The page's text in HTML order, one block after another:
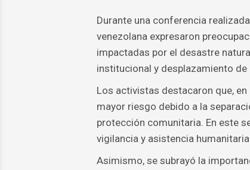
Durante una conferencia
venezolana expresaron
impactadas por el desastre
institucional y desplazamiento
Los activistas destacaron que,
mayor riesgo debido a la
protección comunitaria. En este
vigilancia y asistencia
Asimismo, se subrayó la